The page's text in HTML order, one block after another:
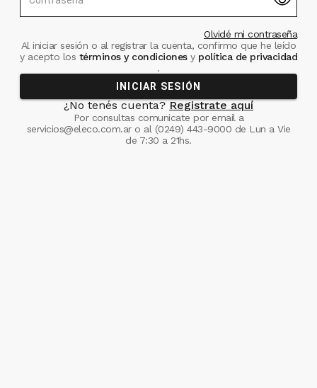
Olvidé mi contraseña
Al iniciar sesión o al registrar la cuenta, confirmo que he leído
y acepto los términos y condiciones ypolítica de privacidad
.
INICIAR SESIÓN
¿No tenés cuenta? Registrate aquí
Por consultas comunicate por email a
servicios@eleco.com.aro al (0249) 443-9000 de Lun a Vie
de 7:30 a 21hs.